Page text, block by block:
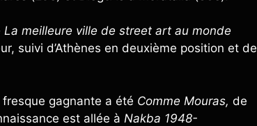
La meilleure ville de street art au monde
suivi d’Athènes en deuxième position et de
fresque gagnante a été Comme Mouras, de
est allée à Nakba 1948-